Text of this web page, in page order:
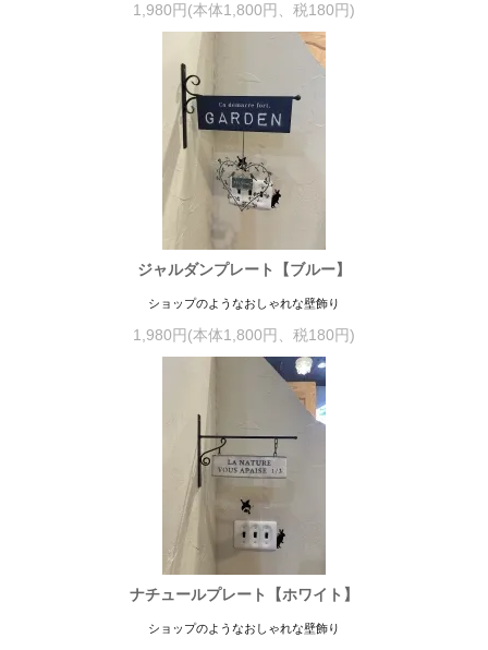
1,980円(本体1,800円、税180円)
ジャルダンプレート【ブルー】
ショップのようなおしゃれな壁飾り
1,980円(本体1,800円、税180円)
ナチュールプレート【ホワイト】
ショップのようなおしゃれな壁飾り